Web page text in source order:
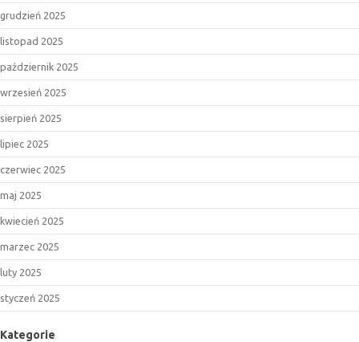
grudzień 2025
listopad 2025
październik 2025
wrzesień 2025
sierpień 2025
lipiec 2025
czerwiec 2025
maj 2025
kwiecień 2025
marzec 2025
luty 2025
styczeń 2025
Kategorie